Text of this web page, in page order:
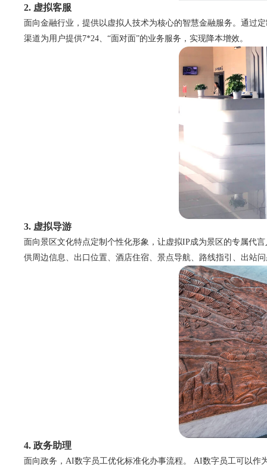
2. 虚拟客服
面向金融行业，提供以虚拟人技术为核心的智慧金融服务。通过
渠道为用户提供7*24、“面对面”的业务服务，实现降本增效。
3. 虚拟导游
面向景区文化特点定制个性化形象，让虚拟IP成为景区的专属代
供周边信息、出口位置、酒店住宿、景点导航、路线指引、出站
4. 政务助理
面向政务，AI数字员工优化标准化办事流程。 AI数字员工可以